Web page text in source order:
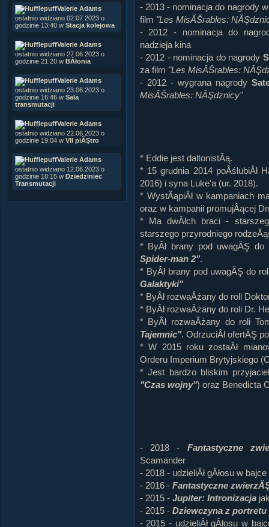
Valerie Adams
ostatnio widziano 02.07.2023 o
godzinie 13:40 w Stacja kolejowa
Valerie Adams
ostatnio widziano 27.06.2023 o
godzinie 21:20 w BÂłonia
Valerie Adams
ostatnio widziano 23.06.2023 o
godzinie 16:46 w Sala
transmutacji
Valerie Adams
ostatnio widziano 22.06.2023 o
godzinie 19:04 w VII piĂŞtro
Valerie Adams
ostatnio widziano 12.06.2023 o
godzinie 18:15 w Dziedziniec
Transmutacji
- 2013 - nominacja do nagrody
film "Les MisĂŠrables:
- 2012 - nominacja do
nadzieja kina
- 2012 - nominacja do nagrody
za film "Les MisĂŠrables:
- 2012 - wygrana nagrody
MisĂŠrables: NĂŞdznicy"
* Eddie jest daltonistÂą.
* 15 grudnia 2014 poÂślubiÂł
2016) i syna Luke'a (ur. 2018).
* WystÂąpiÂł w kampaniach
oraz w kampanii promujÂącej
* Ma dwĂłch braci -
starszego przyrodniego
* ByÂł brany pod uwagĂŞ
Spider-man 2".
* ByÂł brany pod uwagĂŞ do
Galaktyki"
* ByÂł rozwaÂżany do roli
* ByÂł rozwaÂżany do roli Dr.
* ByÂł rozwaÂżany do roli
Tajemnic". OdrzuciÂł ofertĂŞ
* W 2015 roku zostaÂł
Orderu Imperium Brytyjskiego
* Jest bardzo bliskim
"Czas wojny") oraz Benedicta
- 2018 - Fantastyczne
Scamander
- 2018 - udzieliÂł gÂłosu w bajce
- 2016 - Fantastyczne
- 2015 - Jupiter: Intronizacja
- 2015 - Dziewczyna z portretu
- 2015 - udzieliÂł gÂłosu w